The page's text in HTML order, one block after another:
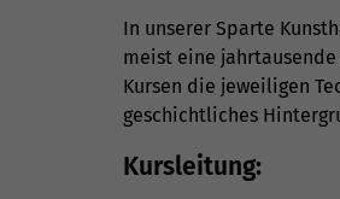
In unserer Sparte
meist eine
Kursen die jeweiligen
geschichtliches
Kursleitung: